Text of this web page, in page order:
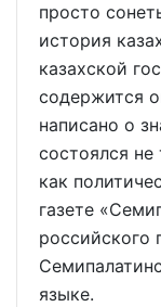
просто
история
казахской
содержится
написано о
состоялся не
как
газете
российского
языке.